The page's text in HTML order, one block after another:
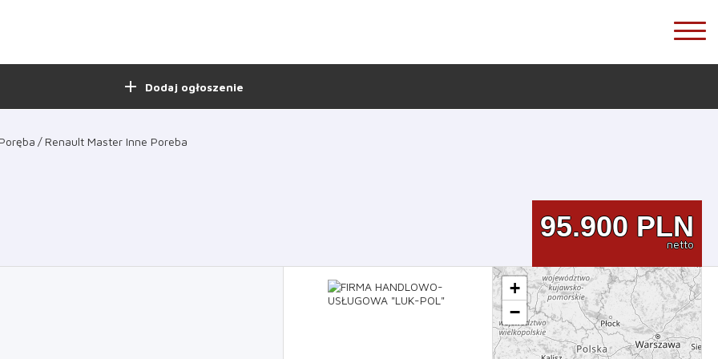
add Dodaj ogłoszenie
Renault Master Inne Poreba
95.900 PLN
netto
+
−